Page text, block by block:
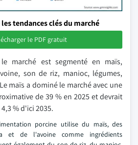
tendances clés du marché
le PDF gratuit
marché est segmenté en maïs,
son de riz, manioc, légumes,
maïs a dominé le marché avec une
de 39 % en 2025 et devrait
% d'ici 2035.
porcine utilise du maïs, des
et de l'avoine comme ingrédients